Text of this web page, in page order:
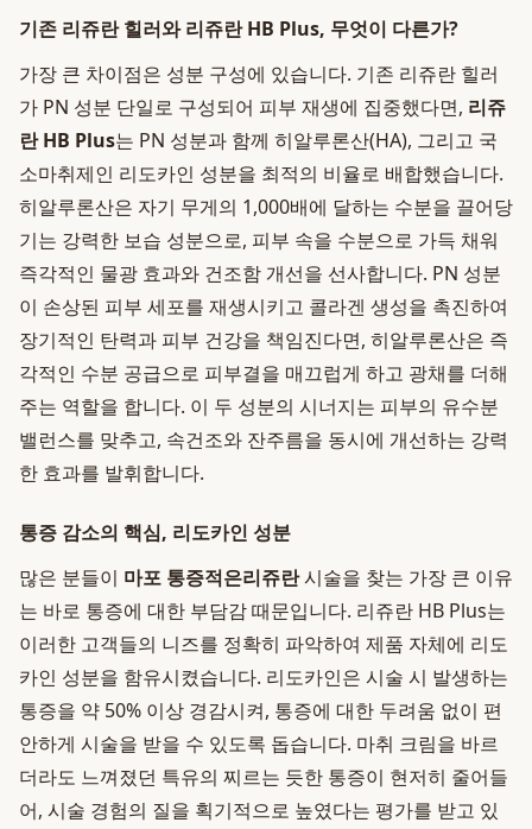
기존 리쥬란 힐러와 리쥬란 HB Plus, 무엇이 다른가?
가장 큰 차이점은 성분 구성에 있습니다. 기존 리쥬란 힐러
가 PN 성분 단일로 구성되어 피부 재생에 집중했다면, 리쥬
란 HB Plus는 PN 성분과 함께 히알루론산(HA), 그리고 국
소마취제인 리도카인 성분을 최적의 비율로 배합했습니다.
히알루론산은 자기 무게의 1,000배에 달하는 수분을 끌어당
기는 강력한 보습 성분으로, 피부 속을 수분으로 가득 채워
즉각적인 물광 효과와 건조함 개선을 선사합니다. PN 성분
이 손상된 피부 세포를 재생시키고 콜라겐 생성을 촉진하여
장기적인 탄력과 피부 건강을 책임진다면, 히알루론산은 즉
각적인 수분 공급으로 피부결을 매끄럽게 하고 광채를 더해
주는 역할을 합니다. 이 두 성분의 시너지는 피부의 유수분
밸런스를 맞추고, 속건조와 잔주름을 동시에 개선하는 강력
한 효과를 발휘합니다.
통증 감소의 핵심, 리도카인 성분
많은 분들이 마포 통증적은리쥬란시술을 찾는 가장 큰 이유
는 바로 통증에 대한 부담감 때문입니다. 리쥬란 HB Plus는
이러한 고객들의 니즈를 정확히 파악하여 제품 자체에 리도
카인 성분을 함유시켰습니다. 리도카인은 시술 시 발생하는
통증을 약 50% 이상 경감시켜, 통증에 대한 두려움 없이 편
안하게 시술을 받을 수 있도록 돕습니다. 마취 크림을 바르
더라도 느껴졌던 특유의 찌르는 듯한 통증이 현저히 줄어들
어, 시술 경험의 질을 획기적으로 높였다는 평가를 받고 있